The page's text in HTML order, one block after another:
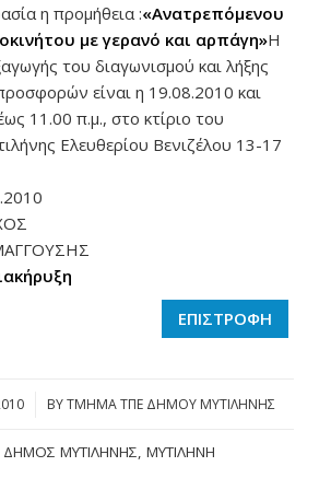
η προμήθεια :«Ανατρεπόμενου
με γερανό και αρπάγη»Η
του διαγωνισμού και λήξης
είναι η 19.08.2010 και
11.00 π.μ., στο κτίριο του
Ελευθερίου Βενιζέλου 13-17
ΕΠΙΣΤΡΟΦΗ
BYΤΜΗΜΑ ΤΠΕ ΔΗΜΟΥ ΜΥΤΙΛΗΝΗΣ
ΔΉΜΟΣ ΜΥΤΙΛΉΝΗΣ,ΜΥΤΙΛΉΝΗ